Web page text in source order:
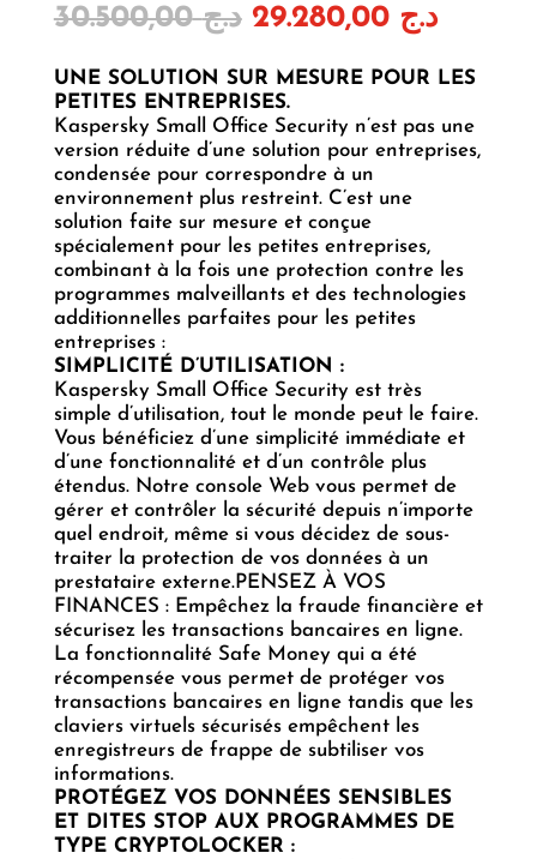
د.ج30.500,00 Le
initial
était :
د.ج 29.280,00 Le
actuel
est :
UNE SOLUTION SUR MESURE POUR LES
PETITES ENTREPRISES.
Kaspersky Small Office Security n’est pas une
version réduite d’une solution pour entreprises,
condensée pour correspondre à un
environnement plus restreint. C’est une
solution faite sur mesure et conçue
spécialement pour les petites entreprises,
combinant à la fois une protection contre les
programmes malveillants et des technologies
additionnelles parfaites pour les petites
entreprises :
SIMPLICITÉ D’UTILISATION :
Kaspersky Small Office Security est très
simple d’utilisation, tout le monde peut le faire.
Vous bénéficiez d’une simplicité immédiate et
d’une fonctionnalité et d’un contrôle plus
étendus. Notre console Web vous permet de
gérer et contrôler la sécurité depuis n’importe
quel endroit, même si vous décidez de sous-
traiter la protection de vos données à un
prestataire externe.PENSEZ À VOS
FINANCES : Empêchez la fraude financière et
sécurisez les transactions bancaires en ligne.
La fonctionnalité Safe Money qui a été
récompensée vous permet de protéger vos
transactions bancaires en ligne tandis que les
claviers virtuels sécurisés empêchent les
enregistreurs de frappe de subtiliser vos
informations.
PROTÉGEZ VOS DONNÉES SENSIBLES
ET DITES STOP AUX PROGRAMMES DE
TYPE CRYPTOLOCKER :